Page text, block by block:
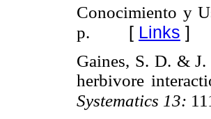
Conocimiento y
p. [ Links ]
Gaines, S. D. &
herbivore
Systematics 13: